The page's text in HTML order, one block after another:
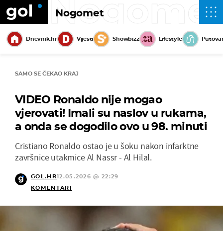
Nogomet
Dnevnik.hr Vijesti Showbizz Lifestyle
SAMO SE ČEKAO KRAJ
VIDEO Ronaldo nije mogao
vjerovati! Imali su naslov u rukama,
a onda se dogodilo ovo u 98. minuti
Cristiano Ronaldo ostao je u šoku nakon infarktne
završnice utakmice Al Nassr - Al Hilal.
GOL.HR12.05.2026 @ 22:29
KOMENTARI